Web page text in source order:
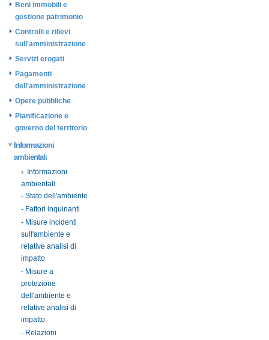
Beni immobili e
gestione patrimonio
Controlli e rilievi
sull'amministrazione
Servizi erogati
Pagamenti
dell'amministrazione
Opere pubbliche
Pianificazione e
governo del territorio
Informazioni
ambientali
Informazioni
ambientali
- Stato dell'ambiente
- Fattori inquinanti
- Misure incidenti
sull'ambiente e
relative analisi di
impatto
- Misure a
protezione
dell'ambiente e
relative analisi di
impatto
- Relazioni